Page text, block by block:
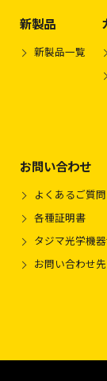
新製品
新製品一覧
お問い合わせ
よくあるご質問
各種証明書
タジマ光学機
お問い合わせ先